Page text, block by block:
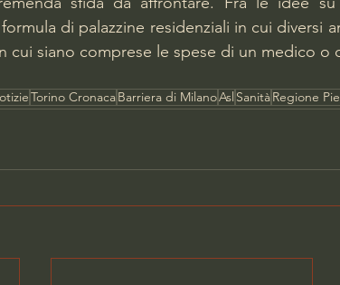
di palazzine residenziali in cui diversi
cui siano comprese le spese di un medico o
Torino CronacaBarriera di MilanoAsl SanitàRegione